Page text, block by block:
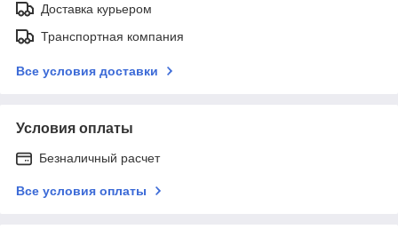
Доставка курьером
Транспортная компания
Все условия доставки
Условия оплаты
Безналичный расчет
Все условия оплаты